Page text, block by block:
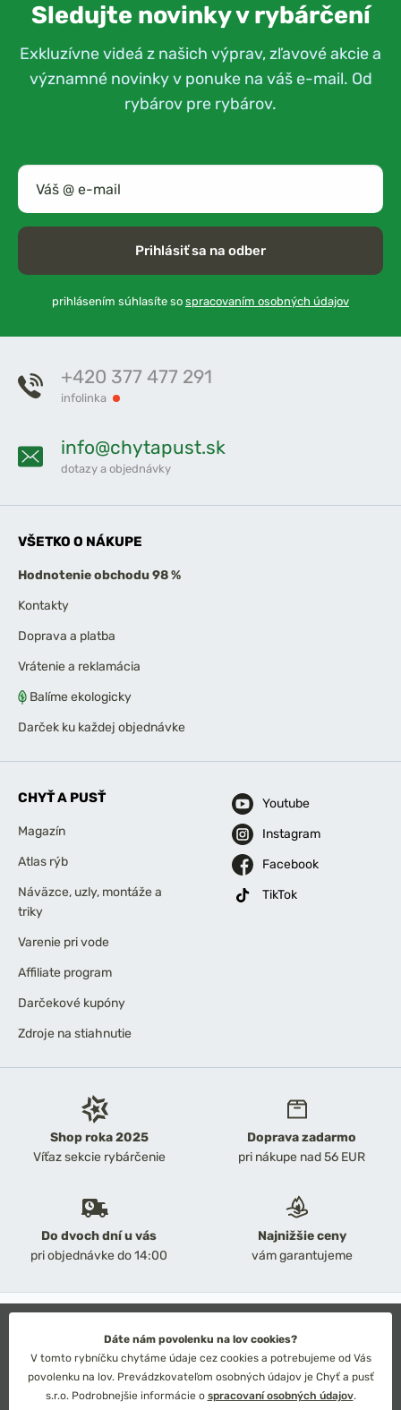
Sledujte novinky v rybárčení
Exkluzívne videá z našich výprav, zľavové akcie a
významné novinky v ponuke na váš e-mail. Od
rybárov pre rybárov.
Prihlásiť sa na odber
prihlásením súhlasíte so spracovaním osobných údajov
Shop roka 2025
Víťaz sekcie rybárčenie
Doprava zadarmo
pri nákupe nad 56 EUR
Do dvoch dní u vás
pri objednávke do 14:00
Najnižšie ceny
vám garantujeme
+420 377 477 291
infolinka
info@chytapust.sk
dotazy a objednávky
VŠETKO O NÁKUPE
Hodnotenie obchodu 98 %
Kontakty
Doprava a platba
Vrátenie a reklamácia
Balíme ekologicky
Darček ku každej objednávke
CHYŤ A PUSŤ
Magazín
Atlas rýb
Náväzce, uzly, montáže a
triky
Varenie pri vode
Affiliate program
Darčekové kupóny
Zdroje na stiahnutie
Youtube
Instagram
Facebook
TikTok
Obchodné podmienky
Ochrana osobných údajov
Technické riešenie: Simplia s.r.o.
Strategický dizajn: Petr Široký
Dáte nám povolenku na lov cookies?
V tomto rybníčku chytáme údaje cez cookies a potrebujeme od Vás
povolenku na lov. Prevádzkovateľom osobných údajov je Chyť a pusť
s.r.o. Podrobnejšie informácie o spracovaní osobných údajov.